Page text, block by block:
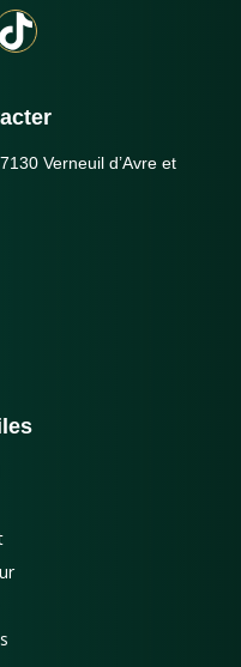
Verneuil d’Avre et